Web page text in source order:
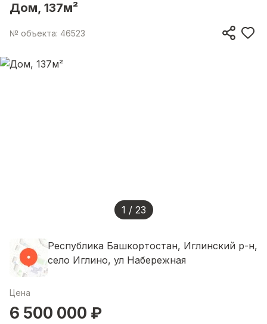
Дом, 137м²
№ объекта: 46523
1 / 23
Республика Башкортостан, Иглинский р-н,
село Иглино, ул Набережная
Цена
6 500 000 ₽